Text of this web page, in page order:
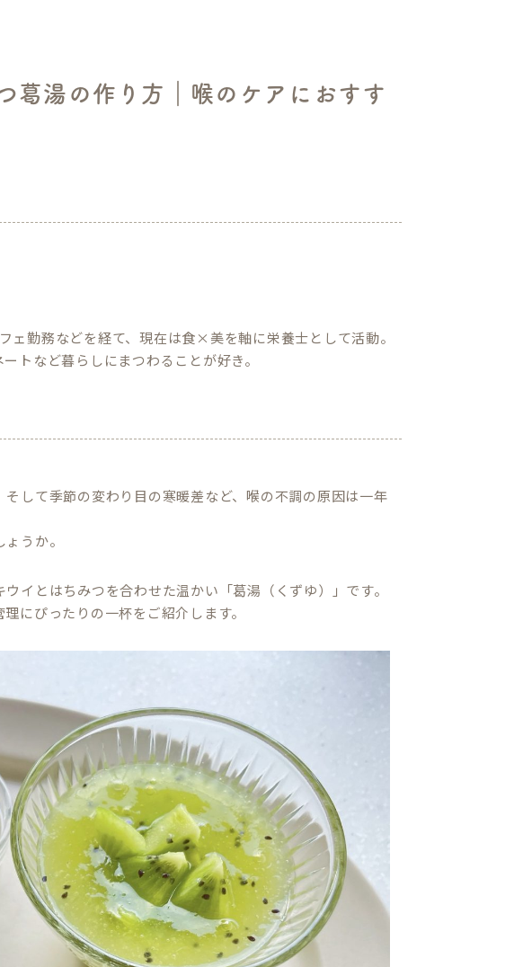
葛湯の作り方｜喉のケアにおすす
ェ勤務などを経て、現在は食×美を軸に栄養士として活動。
トなど暮らしにまつわることが好き。
して季節の変わり目の寒暖差など、喉の不調の原因は一年
うか。
イとはちみつを合わせた温かい「葛湯（くずゆ）」です。
にぴったりの一杯をご紹介します。